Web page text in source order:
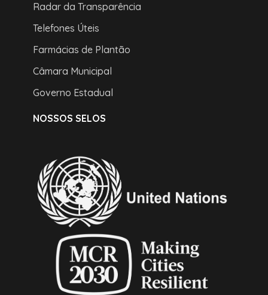
Radar da Transparência
Telefones Úteis
Farmácias de Plantão
Câmara Municipal
Governo Estadual
NOSSOS SELOS